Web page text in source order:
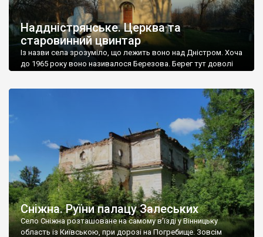
Наддністрянське. Церква та
старовинний цвинтар
Із назви села зрозуміло, що лежить воно над Дністром. Хоча
до 1965 року воно називалося Березова. Берег тут доволі
Наддністрянське відрізняється від більшості навколишніх
сіл. У селі є мурована Михайлівська церква. Точної дати […]
Сніжна. Руїни палацу Залеських
Село Сніжна розташоване на самому в’їзді у Вінницьку
область із Київською, при дорозі на Погребище. Зовсім